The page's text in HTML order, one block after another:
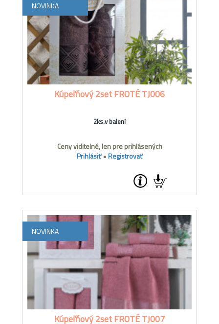
NOVINKA
Kúpeľňový 2set FROTÉ TJ006
2ks.v balení
Ceny viditelné, len pre prihlásených
Prihlásiť•Registrovať
NOVINKA
Kúpeľňový 2set FROTÉ TJ007